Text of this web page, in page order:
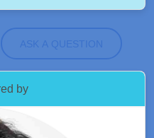
ASK A QUESTION
by